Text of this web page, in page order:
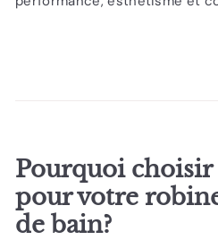
Pourquoi choisir
pour votre
de bain?